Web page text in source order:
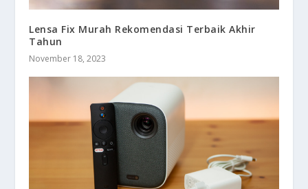
Lensa Fix Murah Rekomendasi Terbaik Akhir
Tahun
November 18, 2023